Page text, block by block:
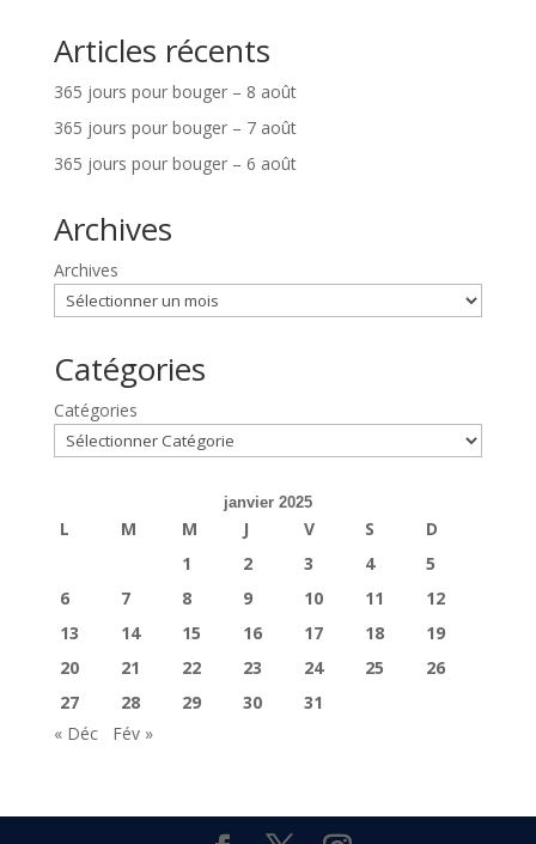
Articles récents
365 jours pour bouger – 8 août
365 jours pour bouger – 7 août
365 jours pour bouger – 6 août
Archives
Archives
Catégories
Catégories
janvier 2025
L M M J V S
D
1
2 3 4
5
6
7 8 9 10 11
12
13
14 15 16 17 18
19
20
21 22 23 24 25
26
27
28 29 30
31
« Déc
Fév »